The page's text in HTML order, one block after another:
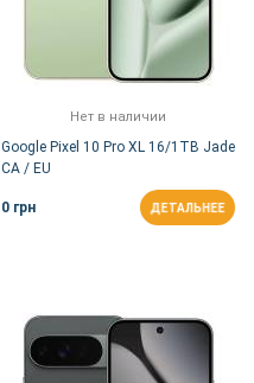
Нет в наличии
Google Pixel 10 Pro XL 16/1TB Jade
CA / EU
0 грн ДЕТАЛЬНЕЕ